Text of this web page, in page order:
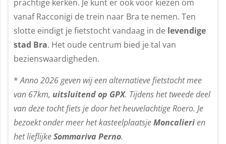
prachtige kerken. Je kunt er ook voor kiezen om
vanaf Racconigi de trein naar Bra te nemen. Ten
slotte eindigt je fietstocht vandaag in de levendige
stad Bra. Het oude centrum bied je tal van
bezienswaardigheden.
*Anno 2026 geven wij een alternatieve fietstocht mee
van 67km, uitsluitend op GPX. Tijdens het tweede deel
van deze tocht fiets je door het heuvelachtige Roero. Je
bezoekt onder meer het kasteelplaatsjeMoncalierien
het lieflijkeSommariva Perno.